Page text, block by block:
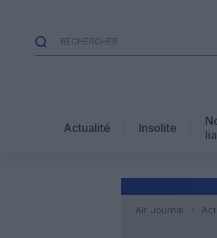
Actualité Insolite
Air Journal